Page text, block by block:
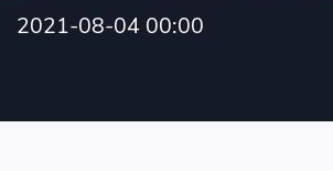
2021-08-04 00:00